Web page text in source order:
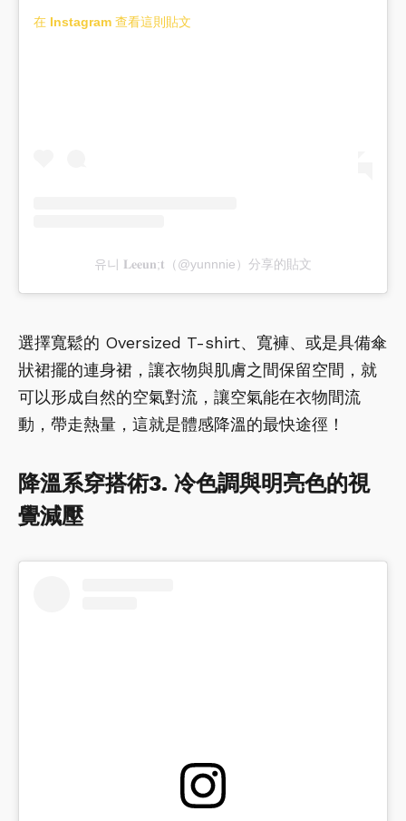
在 Instagram 查看這則貼文
유니 𝐋𝐞𝐞𝐮𝐧;𝐭（@yunnnie）分享的貼文
選擇寬鬆的 Oversized T-shirt、寬褲、或是具備傘
狀裙擺的連身裙，讓衣物與肌膚之間保留空間，就
可以形成自然的空氣對流，讓空氣能在衣物間流
動，帶走熱量，這就是體感降溫的最快途徑！
降溫系穿搭術3. 冷色調與明亮色的視
覺減壓